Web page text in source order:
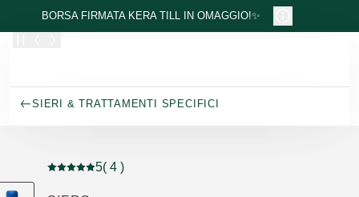
Passa al contenuto principale
BORSA FIRMATA KERA TILL IN OMAGGIO!✨
SIERI & TRATTAMENTI SPECIFICI
Valutazione attuale: 5 su 5 stelle recensito da 4
5( 4 )